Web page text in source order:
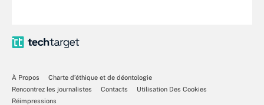
À Propos
Charte d’éthique et de déontologie
Rencontrez les journalistes
Contacts
Utilisation Des Cookies
Réimpressions